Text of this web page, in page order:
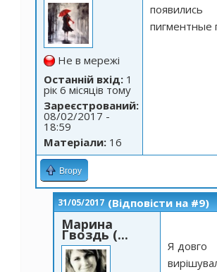
Не в мережі
Останній вхід: 1
рік 6 місяців тому
Зареєстрований:
08/02/2017 -
18:59
Матеріали: 16
появились
пигментные
Вгору
31/05/2017 (Відповісти на #9)
Марина
Гвоздь (...
Я довго